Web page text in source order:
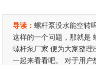
导读：螺杆泵没水能空转
这样的一个问题，那就是
螺杆泵厂家 便为大家整理
一起来看看吧。 对于用